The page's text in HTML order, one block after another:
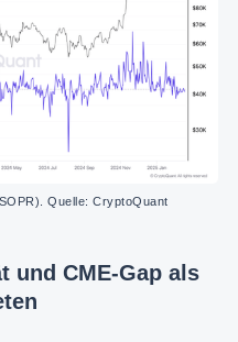
Quelle: CryptoQuant
und CME-Gap als